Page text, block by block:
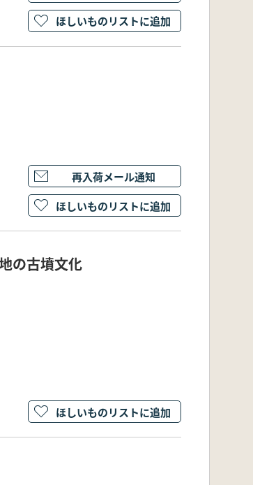
ほしいものリストに追加
再入荷メール通知
ほしいものリストに追加
の古墳文化
ほしいものリストに追加